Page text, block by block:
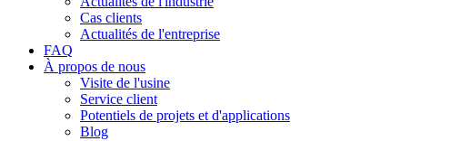
Cas clients
Actualités de l'entreprise
FAQ
À propos de nous
Visite de l'usine
Service client
Potentiels de projets et d'applications
Blog